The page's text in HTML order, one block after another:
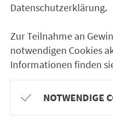
Ver­bin­dungen
Abfahrten
Tickets &
Datenschutzerklärung.
Zur Teilnahme an
notwendigen Cookies
Informationen finden
NOTWENDIGE